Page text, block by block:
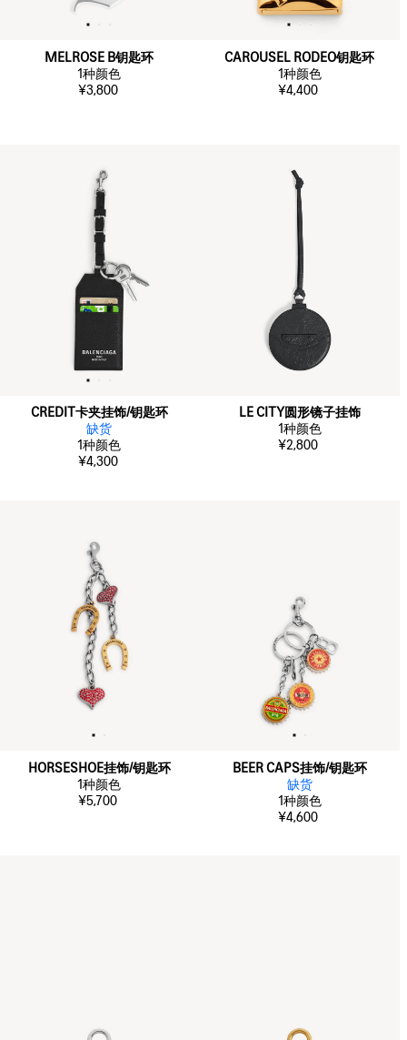
MELROSE B钥匙环
1种颜色
¥3,800
CAROUSEL RODEO钥匙环
1种颜色
¥4,400
CREDIT卡夹挂饰/钥匙环
缺货
1种颜色
¥4,300
LE CITY圆形镜子挂饰
1种颜色
¥2,800
HORSESHOE挂饰/钥匙环
1种颜色
¥5,700
BEER CAPS挂饰/钥匙环
缺货
1种颜色
¥4,600